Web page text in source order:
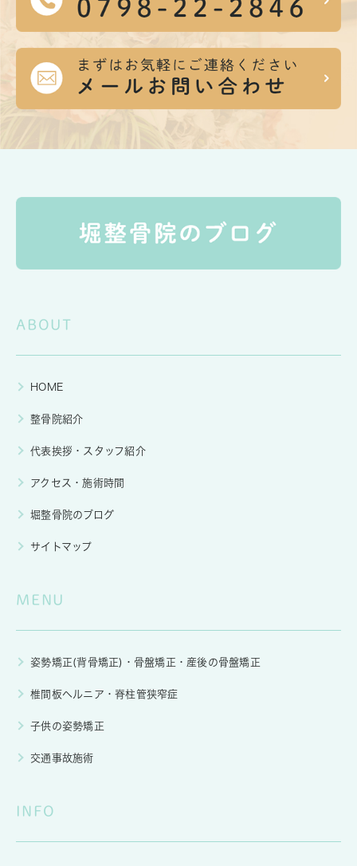
ABOUT
HOME
整骨院紹介
代表挨拶・スタッフ紹介
アクセス・施術時間
堀整骨院のブログ
サイトマップ
MENU
姿勢矯正(背骨矯正)・骨盤矯正・産後の骨盤矯正
椎間板ヘルニア・脊柱管狭窄症
子供の姿勢矯正
交通事故施術
INFO